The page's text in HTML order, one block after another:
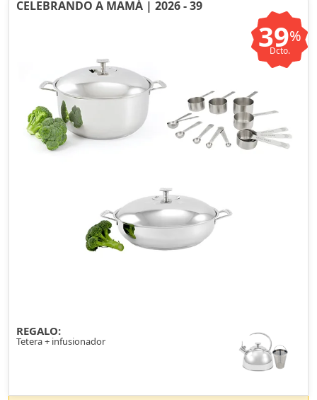
CELEBRANDO A MAMÁ | 2026 - 39
39%
Dcto.
REGALO:
Tetera + infusionador